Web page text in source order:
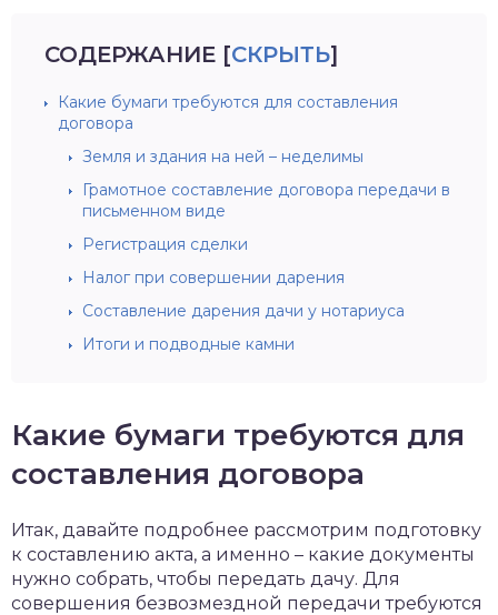
СОДЕРЖАНИЕ [СКРЫТЬ]
Какие бумаги требуются для составления
договора
Земля и здания на ней – неделимы
Грамотное составление договора передачи в
письменном виде
Регистрация сделки
Налог при совершении дарения
Составление дарения дачи у нотариуса
Итоги и подводные камни
Какие бумаги требуются для
составления договора
Итак, давайте подробнее рассмотрим подготовку
к составлению акта, а именно – какие документы
нужно собрать, чтобы передать дачу. Для
совершения безвозмездной передачи требуются